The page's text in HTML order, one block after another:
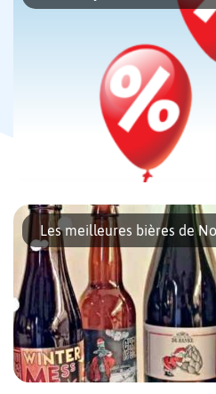
En 2021, le premier jour des
juillet. Les soldes se termineront
seront les mêmes pour toutes les
Les meilleures bières de